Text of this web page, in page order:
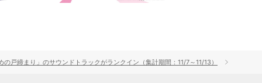
戸締まり」のサウンドトラックがランクイン（集計期間：11/7～11/13）